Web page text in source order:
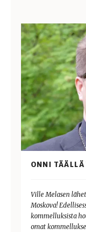
ONNI
Ville Melasen
Moskova!
kommelluksista
omat